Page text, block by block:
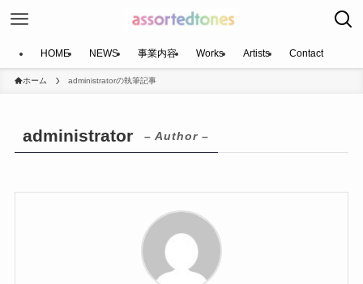
HOME NEWS 事業内容 Works Artists Contact
ホーム administratorの執筆記事
administrator – Author –